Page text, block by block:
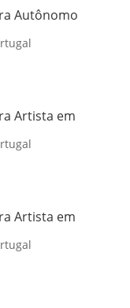
Autônomo
Artista em
Artista em